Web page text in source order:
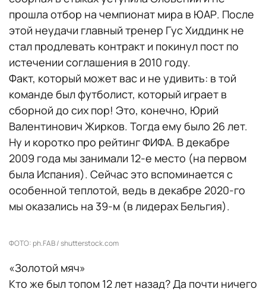
прошла отбор на чемпионат мира в ЮАР. После
этой неудачи главный тренер Гус Хиддинк не
стал продлевать контракт и покинул пост по
истечении соглашения в 2010 году.
Факт, который может вас и не удивить: в той
команде был футболист, который играет в
сборной до сих пор! Это, конечно, Юрий
Валентинович Жирков. Тогда ему было 26 лет.
Ну и коротко про рейтинг ФИФА. В декабре
2009 года мы занимали 12-е место (на первом
была Испания). Сейчас это вспоминается с
особенной теплотой, ведь в декабре 2020-го
мы оказались на 39-м (в лидерах Бельгия).
ФОТО: ph.FAB / shutterstock.com
«Золотой мяч»
Кто же был топом 12 лет назад? Да почти ничего